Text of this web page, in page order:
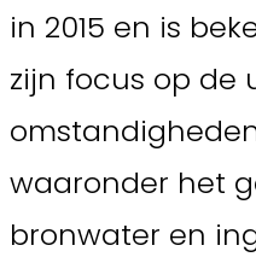
in 2015 en is
zijn focus op de
waaronder het
bronwater en